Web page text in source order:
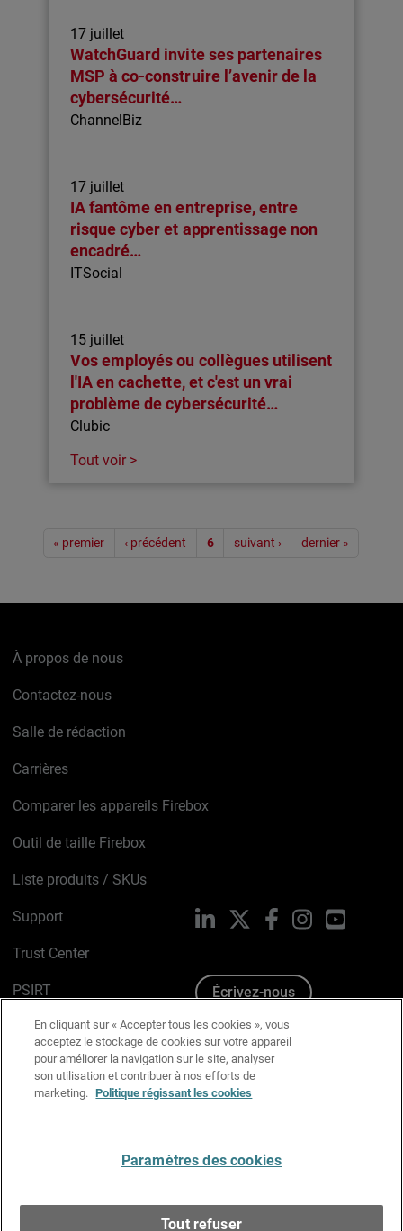
17 juillet
WatchGuard invite ses partenaires
MSP à co-construire l’avenir de la
cybersécurité…
ChannelBiz
17 juillet
IA fantôme en entreprise, entre
risque cyber et apprentissage non
encadré…
ITSocial
15 juillet
Vos employés ou collègues utilisent
l'IA en cachette, et c'est un vrai
problème de cybersécurité…
Clubic
Tout voir >
Pagination
« premier ‹ précédent 6 suivant › dernier »
À propos de nous
Contactez-nous
Salle de rédaction
Carrières
Comparer les appareils Firebox
Outil de taille Firebox
Liste produits / SKUs
Support
Trust Center
PSIRT
Avis sur les cookies
Politique de confidentialité
Charte Graphique
LinkedIn FacebookInstagramYouTube
Écrivez-nous
En cliquant sur « Accepter tous les cookies », vous
acceptez le stockage de cookies sur votre appareil
pour améliorer la navigation sur le site, analyser
son utilisation et contribuer à nos efforts de
marketing. Politique régissant les cookies
Paramètres des cookies
Tout refuser